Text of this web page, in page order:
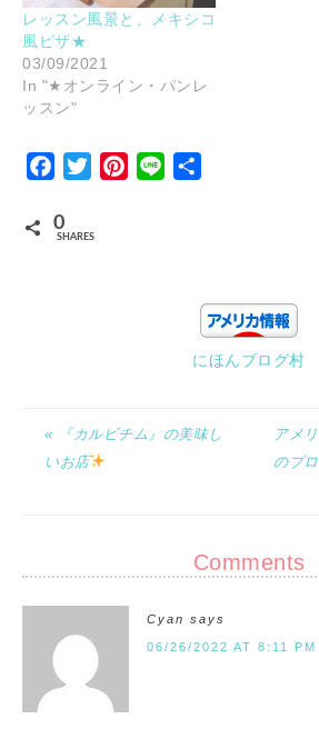
レッスン風景と、メキシコ
風ピザ★
03/09/2021
In "★オンライン・パンレ
ッスン"
Facebook
TwitterPinterest
Line
0
SHARES
にほんブログ村
« 『カルビチム』の美味し
いお店
アメ
のプ
Comments
Cyan says
06/26/2022 AT 8:11 PM